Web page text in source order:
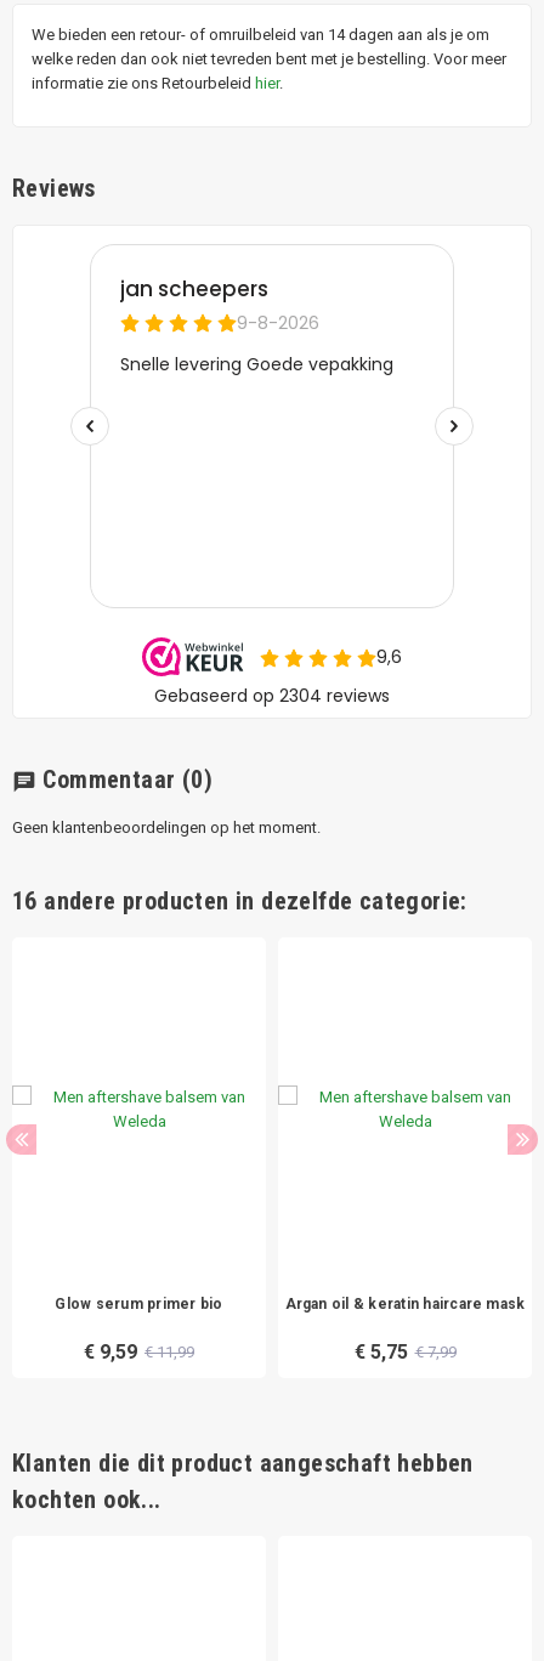
We bieden een retour- of omruilbeleid van 14 dagen aan als je om
welke reden dan ook niet tevreden bent met je bestelling. Voor meer
informatie zie ons Retourbeleid hier.
Reviews
chat Commentaar (0)
Geen klantenbeoordelingen op het moment.
16 andere producten in dezelfde categorie:
Glow serum primer bio
€ 9,59 € 11,99
Argan oil & keratin haircare mask
€ 5,75 € 7,99
Klanten die dit product aangeschaft hebben
kochten ook...